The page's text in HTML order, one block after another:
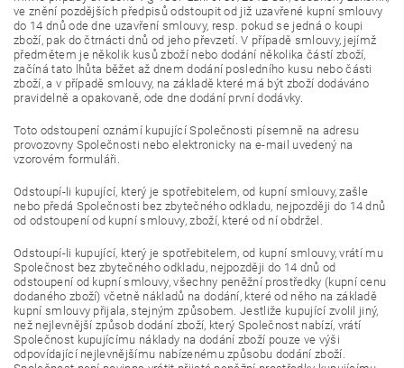
ve znění pozdějších předpisů odstoupit od již uzavřené kupní smlouvy
do 14 dnů ode dne uzavření smlouvy, resp. pokud se jedná o koupi
zboží, pak do čtrnácti dnů od jeho převzetí. V případě smlouvy, jejímž
předmětem je několik kusů zboží nebo dodání několika částí zboží,
začíná tato lhůta běžet až dnem dodání posledního kusu nebo části
zboží, a v případě smlouvy, na základě které má být zboží dodáváno
pravidelně a opakovaně, ode dne dodání první dodávky.
Toto odstoupení oznámí kupující Společnosti písemně na adresu
provozovny Společnosti nebo elektronicky na e-mail uvedený na
vzorovém formuláři.
Odstoupí-li kupující, který je spotřebitelem, od kupní smlouvy, zašle
nebo předá Společnosti bez zbytečného odkladu, nejpozději do 14 dnů
od odstoupení od kupní smlouvy, zboží, které od ní obdržel.
Odstoupí-li kupující, který je spotřebitelem, od kupní smlouvy, vrátí mu
Společnost bez zbytečného odkladu, nejpozději do 14 dnů od
odstoupení od kupní smlouvy, všechny peněžní prostředky (kupní cenu
dodaného zboží) včetně nákladů na dodání, které od něho na základě
kupní smlouvy přijala, stejným způsobem. Jestliže kupující zvolil jiný,
než nejlevnější způsob dodání zboží, který Společnost nabízí, vrátí
Společnost kupujícímu náklady na dodání zboží pouze ve výši
odpovídající nejlevnějšímu nabízenému způsobu dodání zboží.